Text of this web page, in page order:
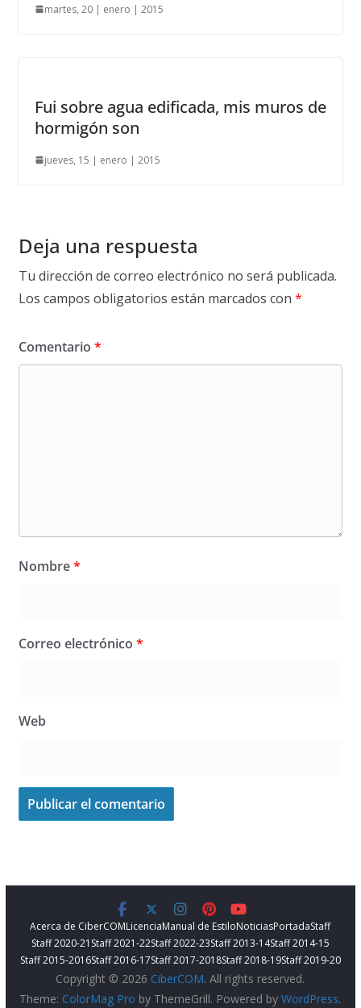
martes, 20 | enero | 2015
Fui sobre agua edificada, mis muros de
hormigón son
jueves, 15 | enero | 2015
Deja una respuesta
Tu dirección de correo electrónico no será publicada.
Los campos obligatorios están marcados con *
Comentario *
Nombre*
Correo electrónico *
Web
Acerca de CiberCOMLicenciaManual de EstiloNoticiasPortadaStaff
Staff 2020-21 Staff 2021-22Staff 2022-23Staff 2013-14Staff 2014-15
Staff 2015-2016Staff 2016-17Staff 2017-2018Staff 2018-19Staff 2019-20
Copyright © 2026 CiberCOM. All rights reserved.
Theme: ColorMag Pro by ThemeGrill. Powered byWordPress.